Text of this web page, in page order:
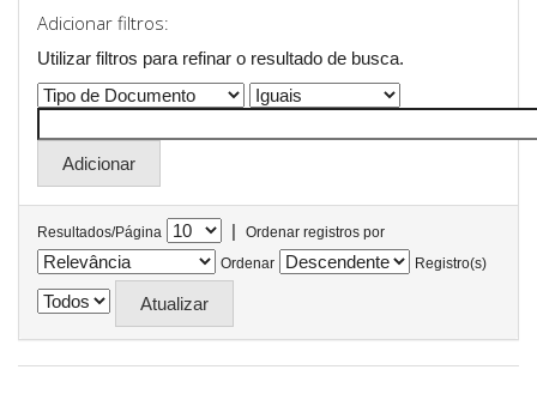
Adicionar filtros:
Utilizar filtros para refinar o resultado de busca.
Resultados/Página |
Ordenar registros por
Ordenar
Registro(s)